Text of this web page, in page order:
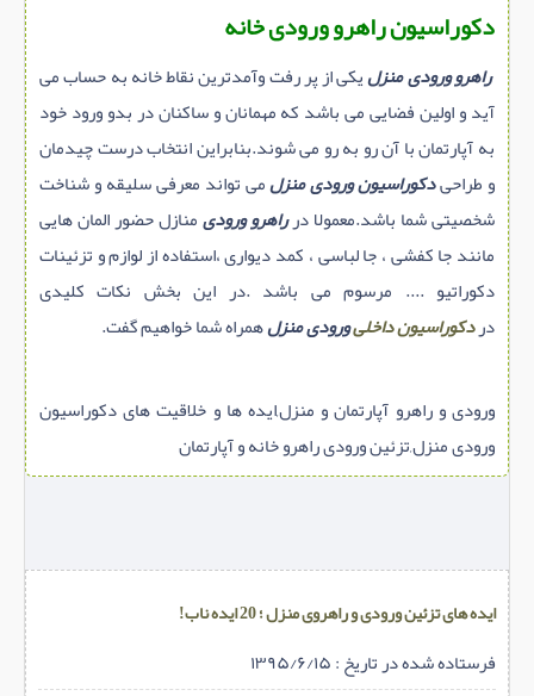
تاسیسات ساختمان
ابزار آلات ساختمانی
تعمیر و نگهداری ساختمان
محوطه سازی و نما
ماشین آلات ساختمانی
ژئوتکنیک
متفرقه
دکوراسیون راهرو ورودی خانه
راهرو ورودی منزلیکی از پر رفت وآمدترین نقاط خانه به حساب می
آید و اولین فضایی می باشد که مهمانان و ساکنان در بدو ورود خود
به آپارتمان با آن رو به رو می شوند.بنابراین انتخاب درست چیدمان
و طراحیدکوراسیون ورودی منزلمی تواند معرفی سلیقه و شناخت
شخصیتی شما باشد.معمولا درراهرو ورودیمنازل حضور المان هایی
مانند جا کفشی ، جا لباسی ، کمد دیواری ،استفاده از لوازم و تزئینات
دکوراتیو .... مرسوم می باشد .در این بخش نکات کلیدی
دردکوراسیون داخلیورودی منزلهمراه شما خواهیم گفت.
ورودی و راهرو آپارتمان و منزل,ایده ها و خلاقیت های دکوراسیون
ورودی منزل,تزئین ورودی راهرو خانه و آپارتمان
ایده های تزئین ورودی و راهروی منزل ؛ 20 ایده ناب!
فرستاده شده در تاریخ : ۱۳۹۵/۶/۱۵